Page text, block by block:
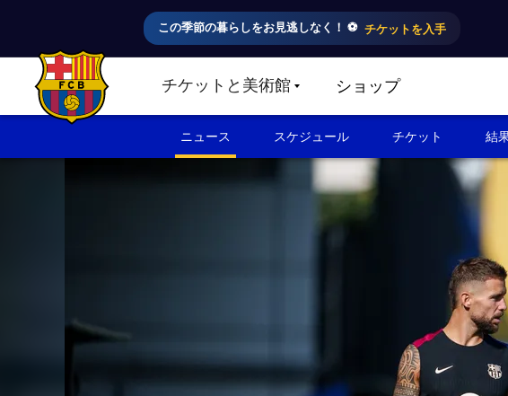
この季節の暮らしをお見逃しなく！ ⚽️ チケットを入手
FC Barcelona club badge チケットと美術館LABEL.SHARE.CARETDOWNショップ
ニュース スケジュール チケット 結